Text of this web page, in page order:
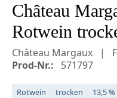
Château
Rotwein
Château Margaux
Prod-Nr.:
571797
Rotwein trocken 13,5